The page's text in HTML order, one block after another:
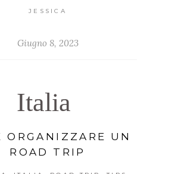
JESSICA
Giugno 8, 2023
Italia
ORGANIZZARE UN
ROAD TRIP